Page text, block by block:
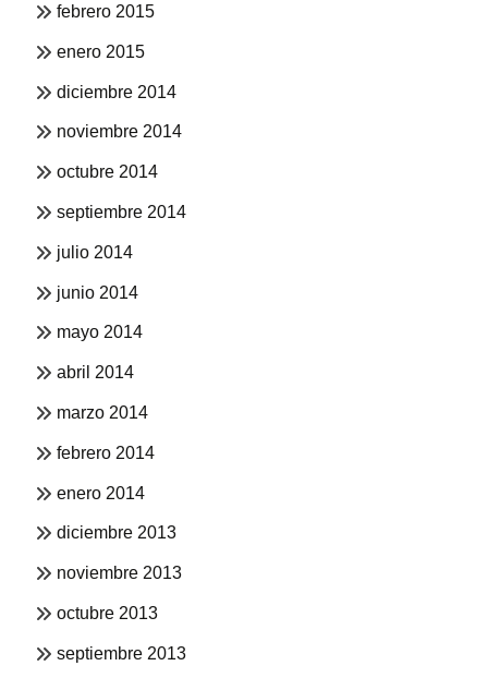
febrero 2015
enero 2015
diciembre 2014
noviembre 2014
octubre 2014
septiembre 2014
julio 2014
junio 2014
mayo 2014
abril 2014
marzo 2014
febrero 2014
enero 2014
diciembre 2013
noviembre 2013
octubre 2013
septiembre 2013